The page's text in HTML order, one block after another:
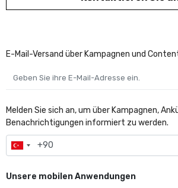
E-Mail-Versand über Kampagnen und
Melden Sie sich an, um über Kampagnen,
Benachrichtigungen informiert zu werden.
Unsere mobilen Anwendungen